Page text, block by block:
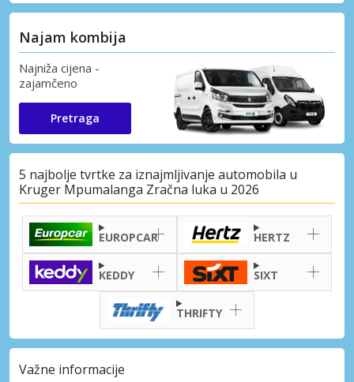
Najam kombija
Najniža cijena -
zajamčeno
Pretraga
5 najbolje tvrtke za iznajmljivanje automobila u
Kruger Mpumalanga Zračna luka u 2026
EUROPCAR HERTZ
KEDDY SIXT
THRIFTY
Važne informacije